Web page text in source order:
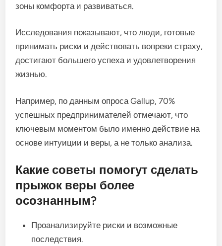
зоны комфорта и развиваться.
Исследования показывают, что люди, готовые
принимать риски и действовать вопреки страху,
достигают большего успеха и удовлетворения
жизнью.
Например, по данным опроса Gallup, 70%
успешных предпринимателей отмечают, что
ключевым моментом было именно действие на
основе интуиции и веры, а не только анализа.
Какие советы помогут сделать
прыжок веры более
осознанным?
Проанализируйте риски и возможные
последствия.